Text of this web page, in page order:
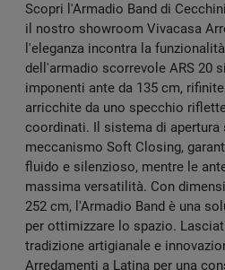
Scopri l'Armadio Band di
il nostro showroom Vivacasa
l'eleganza incontra la
dell'armadio scorrevole ARS 20
imponenti ante da 135 cm,
arricchite da uno specchio
coordinati. Il sistema di apertura
meccanismo Soft Closing,
fluido e silenzioso, mentre le
massima versatilità. Con
252 cm, l'Armadio Band è una
per ottimizzare lo spazio.
tradizione artigianale e
Arredamenti a Latina per una